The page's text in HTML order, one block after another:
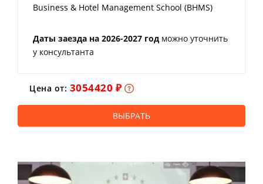
Business & Hotel Management School (BHMS)
Даты заезда на 2026-2027 год можно уточнить
у консультанта
Цена от: 3054420 ₽
ВЫБРАТЬ